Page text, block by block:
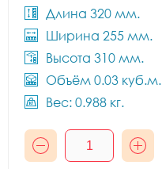
Длина 320 мм.
Ширина 255 мм.
Высота 310 мм.
Объём 0.03 куб.м.
Вес: 0.988 кг.